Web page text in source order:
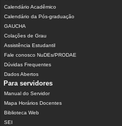
Calendário Acadêmico
Calendário da Pós-graduação
GAUCHA
Colações de Grau
Assistência Estudantil
Fale conosco NuDEs/PRODAE
Dúvidas Frequentes
Dados Abertos
Para servidores
Manual do Servidor
Mapa Horários Docentes
Biblioteca Web
SEI